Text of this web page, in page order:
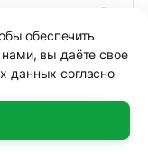
обеспечить
вы даёте свое
данных согласно